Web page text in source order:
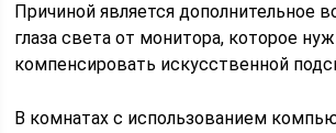
Причиной является дополнительное
глаза света от монитора, которое
компенсировать искусственной
В комнатах с использованием